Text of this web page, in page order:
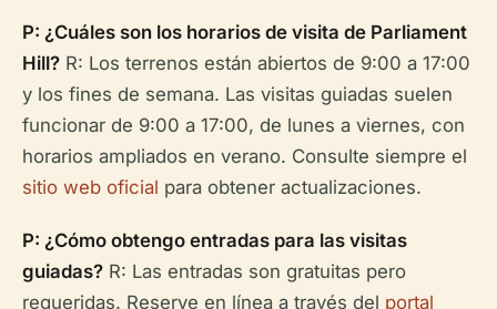
P: ¿Cuáles son los horarios de visita de Parliament
Hill? R: Los terrenos están abiertos de 9:00 a 17:00
y los fines de semana. Las visitas guiadas suelen
funcionar de 9:00 a 17:00, de lunes a viernes, con
horarios ampliados en verano. Consulte siempre el
sitio web oficial para obtener actualizaciones.
P: ¿Cómo obtengo entradas para las visitas
guiadas? R: Las entradas son gratuitas pero
requeridas. Reserve en línea a través del portal